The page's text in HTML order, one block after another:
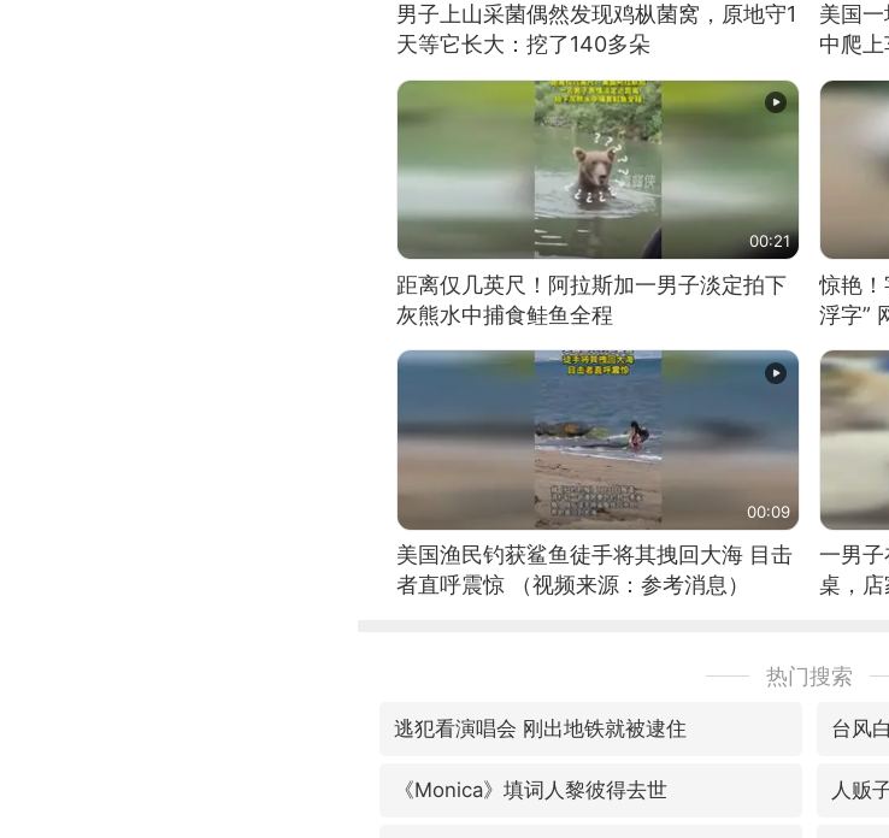
男子上山采菌偶然发现鸡枞菌窝，原地守1
天等它长大：挖了140多朵
美国
中爬上
00:21
距离仅几英尺！阿拉斯加一男子淡定拍下
灰熊水中捕食鲑鱼全程
惊艳
浮字”
00:09
美国渔民钓获鲨鱼徒手将其拽回大海 目击
者直呼震惊 （视频来源：参考消息）
一男
桌，
热门搜索
逃犯看演唱会 刚出地铁就被逮住 台风
《Monica》填词人黎彼得去世 人贩